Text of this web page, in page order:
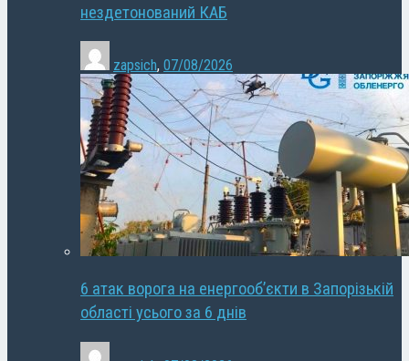
нездетонований КАБ
zapsich, 07/08/2026
6 атак ворога на енергооб’єкти в Запорізькій
області усього за 6 днів